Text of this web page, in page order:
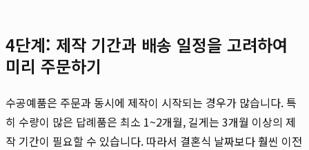
4단계: 제작 기간과 배송 일정을 고려하여
미리 주문하기
수공예품은 주문과 동시에 제작이 시작되는 경우가 많습니다. 특
히 수량이 많은 답례품은 최소 1~2개월, 길게는 3개월 이상의 제
작 기간이 필요할 수 있습니다. 따라서 결혼식 날짜보다 훨씬 이전